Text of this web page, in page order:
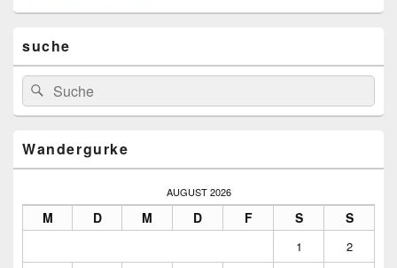
Seitenleisten-
Widgetbereich
suche
Suchen
nach:
Suchen
Wandergurke
AUGUST 2026
M D M D F S S
1
2